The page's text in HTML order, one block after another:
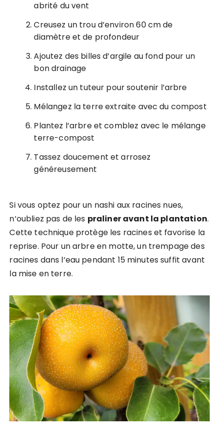
abrité du vent
Creusez un trou d’environ 60 cm de
diamètre et de profondeur
Ajoutez des billes d’argile au fond pour un
bon drainage
Installez un tuteur pour soutenir l’arbre
Mélangez la terre extraite avec du compost
Plantez l’arbre et comblez avec le mélange
terre-compost
Tassez doucement et arrosez
généreusement
Si vous optez pour un nashi aux racines nues,
n’oubliez pas de les praliner avant la plantation.
Cette technique protège les racines et favorise la
reprise. Pour un arbre en motte, un trempage des
racines dans l’eau pendant 15 minutes suffit avant
la mise en terre.